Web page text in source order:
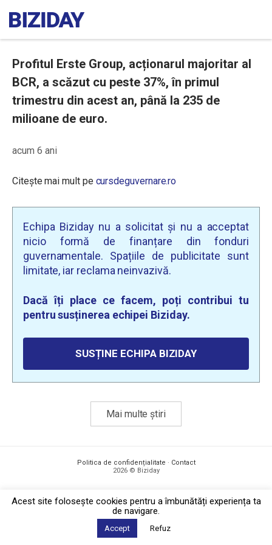
Profitul Erste Group, acționarul majoritar al
BCR, a scăzut cu peste 37%, în primul
trimestru din acest an, până la 235 de
milioane de euro.
acum 6 ani
Citește mai mult pe cursdeguvernare.ro
Echipa Biziday nu a solicitat și nu a acceptat
nicio formă de finanțare din fonduri
guvernamentale. Spațiile de publicitate sunt
limitate, iar reclama neinvazivă.
Dacă îți place ce facem, poți contribui tu
pentru susținerea echipei Biziday.
SUSȚINE ECHIPA BIZIDAY
Mai multe știri
Politica de confidențialitate · Contact
2026 © Biziday
Acest site foloseşte cookies pentru a îmbunătăți experiența ta
de navigare.
Accept Refuz